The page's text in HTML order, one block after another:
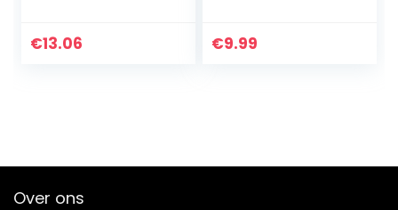
€13.06
Munroe of xkcd
€9.99
Over ons